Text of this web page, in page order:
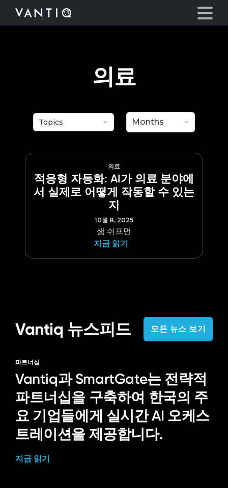
파트너
회사
리소스
의료
의료
적응형 자동화: AI가 의료 분야에
서 실제로 어떻게 작동할 수 있는
지
10월 8, 2025
샘 쉬프먼
지금 읽기
Vantiq 뉴스피드 모든 뉴스 보기
파트너십
Vantiq과 SmartGate는 전략적
파트너십을 구축하여 한국의 주
요 기업들에게 실시간 AI 오케스
트레이션을 제공합니다.
지금 읽기